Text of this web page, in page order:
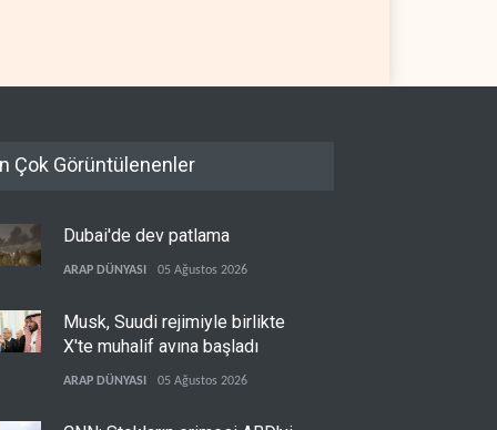
Çok Görüntülenenler
Dubai'de dev patlama
ARAP DÜNYASI 05 Ağustos 2026
Musk, Suudi rejimiyle birlikte
X'te muhalif avına başladı
ARAP DÜNYASI 05 Ağustos 2026